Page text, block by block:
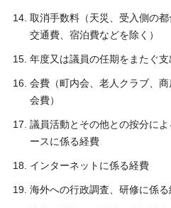
取消手数料（天災、受入側の
交通費、宿泊費などを除く）
年度又は議員の任期をまたぐ支
会費（町内会、老人クラブ、
会費）
議員活動とその他との按分に
ースに係る経費
インターネットに係る経費
海外への行政調査、研修に係る